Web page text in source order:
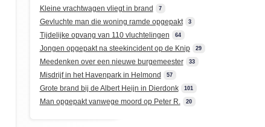
Kleine vrachtwagen vliegt in brand 7
Gevluchte man die woning ramde opgepakt 3
Tijdelijke opvang van 110 vluchtelingen 64
Jongen opgepakt na steekincident op de Knip 29
Meedenken over een nieuwe burgemeester 33
Misdrijf in het Havenpark in Helmond 57
Grote brand bij de Albert Heijn in Dierdonk 101
Man opgepakt vanwege moord op Peter R. 20